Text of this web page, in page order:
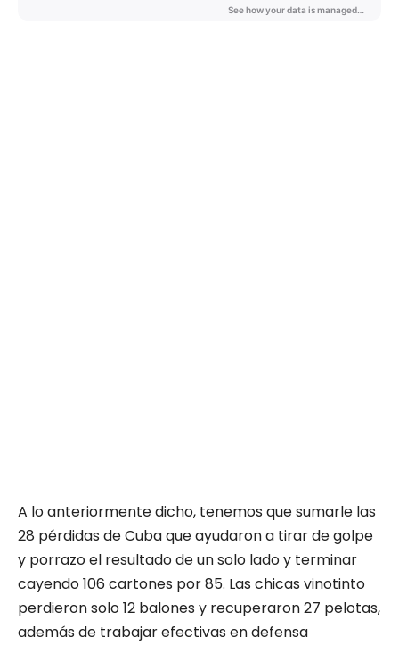
A lo anteriormente dicho, tenemos que sumarle las
28 pérdidas de Cuba que ayudaron a tirar de golpe
y porrazo el resultado de un solo lado y terminar
cayendo 106 cartones por 85. Las chicas vinotinto
perdieron solo 12 balones y recuperaron 27 pelotas,
además de trabajar efectivas en defensa